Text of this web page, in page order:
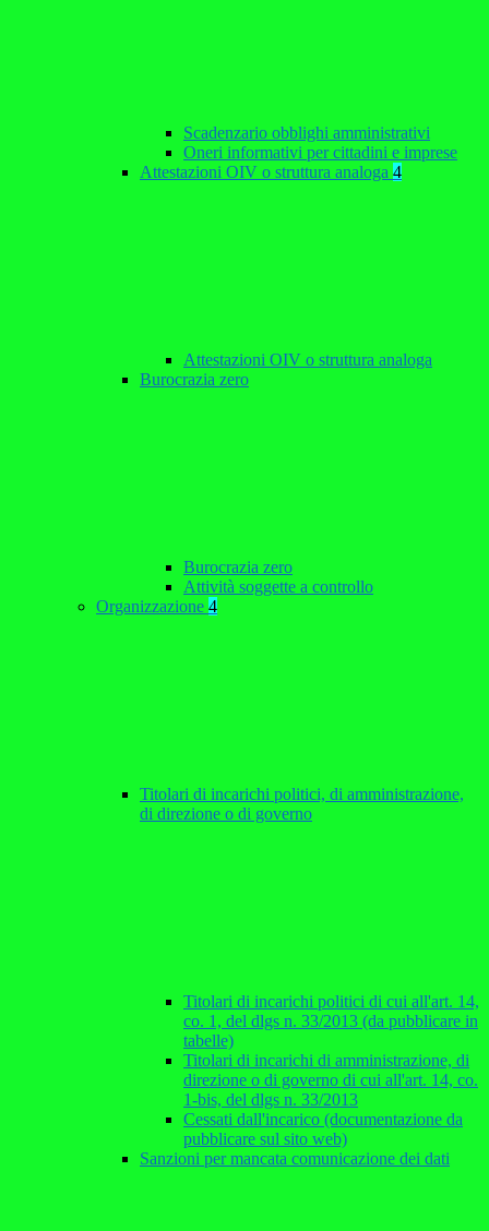
Scadenzario obblighi amministrativi
Oneri informativi per cittadini e imprese
Attestazioni OIV o struttura analoga 4
Attestazioni OIV o struttura analoga
Burocrazia zero
Burocrazia zero
Attività soggette a controllo
Organizzazione 4
Titolari di incarichi politici, di amministrazione,
di direzione o di governo
Titolari di incarichi politici di cui all'art. 14,
co. 1, del dlgs n. 33/2013 (da pubblicare in
tabelle)
Titolari di incarichi di amministrazione, di
direzione o di governo di cui all'art. 14, co.
1-bis, del dlgs n. 33/2013
Cessati dall'incarico (documentazione da
pubblicare sul sito web)
Sanzioni per mancata comunicazione dei dati